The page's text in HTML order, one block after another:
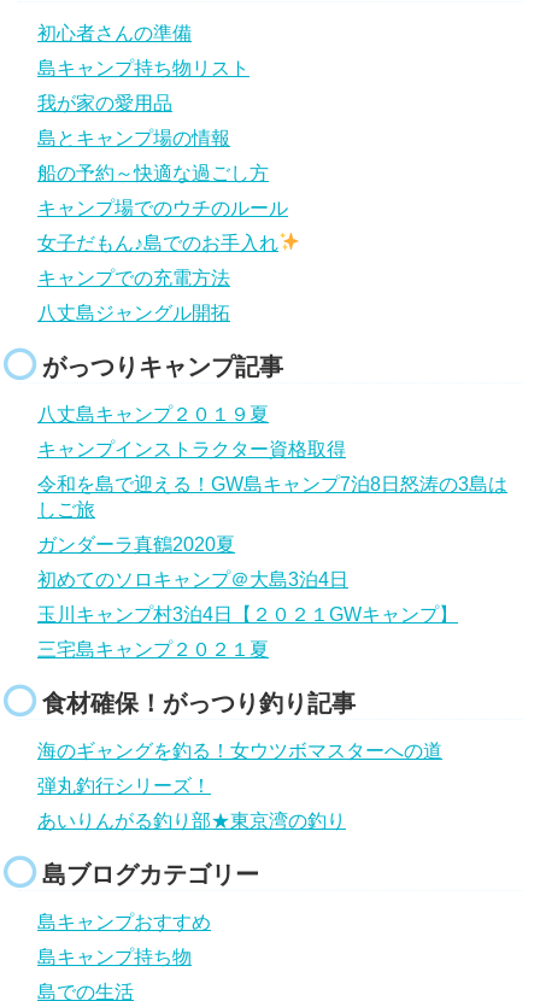
初心者さんの準備
島キャンプ持ち物リスト
我が家の愛用品
島とキャンプ場の情報
船の予約～快適な過ごし方
キャンプ場でのウチのルール
女子だもん♪島でのお手入れ
キャンプでの充電方法
八丈島ジャングル開拓
がっつりキャンプ記事
八丈島キャンプ２０１９夏
キャンプインストラクター資格取得
令和を島で迎える！GW島キャンプ7泊8日怒涛の3島は
しご旅
ガンダーラ真鶴2020夏
初めてのソロキャンプ＠大島3泊4日
玉川キャンプ村3泊4日【２０２１GWキャンプ】
三宅島キャンプ２０２１夏
食材確保！がっつり釣り記事
海のギャングを釣る！女ウツボマスターへの道
弾丸釣行シリーズ！
あいりんがる釣り部★東京湾の釣り
島ブログカテゴリー
島キャンプおすすめ
島キャンプ持ち物
島での生活